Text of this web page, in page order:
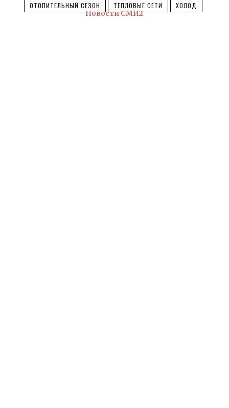
ОТОПИТЕЛЬНЫЙ СЕЗОН
ТЕПЛОВЫЕ СЕТИ ХОЛОД
Новости СМИ2